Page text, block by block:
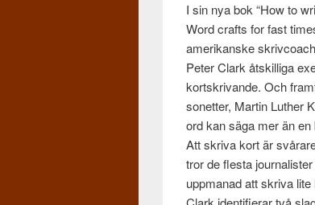
I sin nya bok “How to
Word crafts for fast
amerikanske
Peter Clark åtskil­liga
kort­skri­vande. Och
sonet­ter, Mar­tin Luther
ord kan säga mer än en
Att skriva kort är
tror de flesta
upp­manad att skriva lite